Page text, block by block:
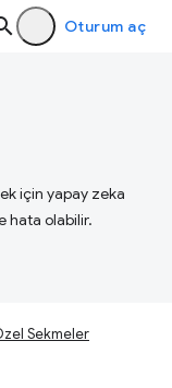
Oturum aç
için yapay zeka
hata olabilir.
Sekmeler